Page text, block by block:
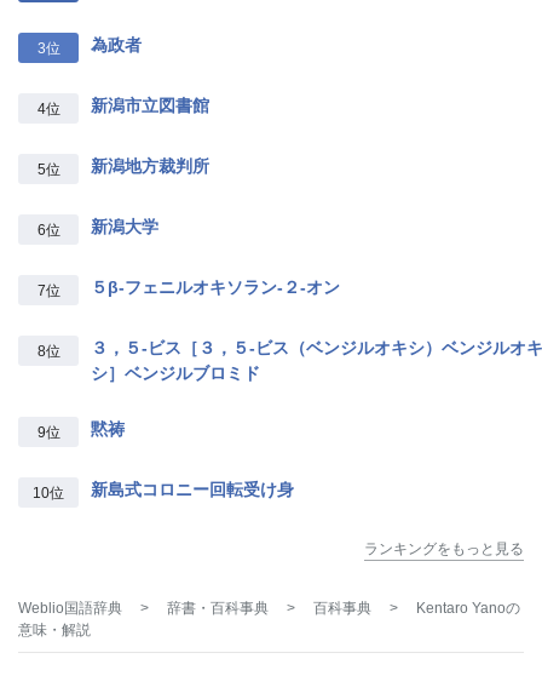
3位 為政者
4位 新潟市立図書館
5位 新潟地方裁判所
6位 新潟大学
7位 ５β‐フェニルオキソラン‐２‐オン
8位
３，５‐ビス［３，５‐ビス（ベンジルオキシ）ベンジルオキ
シ］ベンジルブロミド
9位 黙祷
10位 新島式コロニー回転受け身
ランキングをもっと見る
Weblio国語辞典 > 辞書・百科事典 > 百科事典 > Kentaro Yanoの
意味・解説